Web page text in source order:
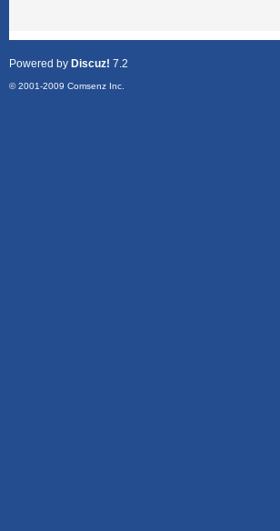
Powered by Discuz! 7.2
© 2001-2009 Comsenz Inc.